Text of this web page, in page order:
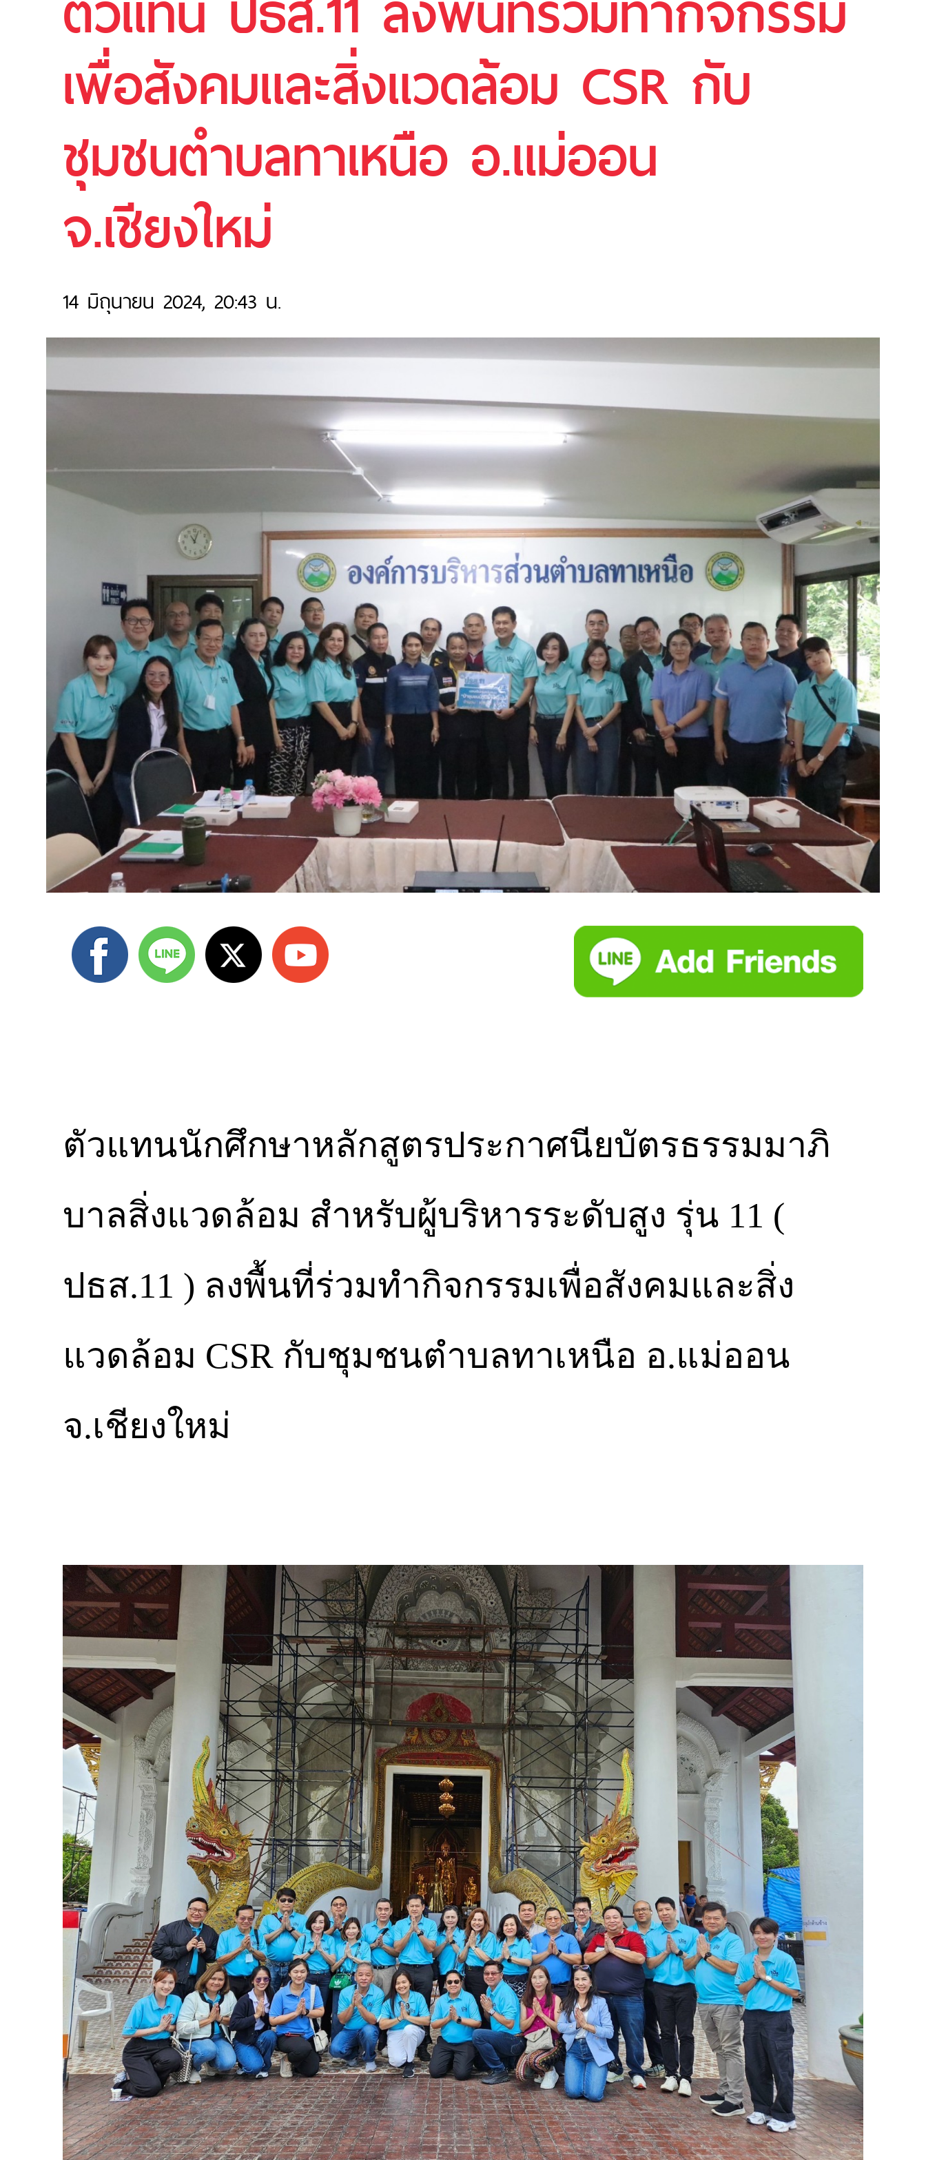
เพื่อสังคมและสิ่งแวดล้อม CSR กับ
ชุมชนตำบลทาเหนือ อ.แม่ออน
จ.เชียงใหม่
14 มิถุนายน 2024, 20:43 น.
ตัวแทนนักศึกษาหลักสูตรประกาศนียบัตรธรรมมาภิ
บาลสิ่งแวดล้อม สำหรับผู้บริหารระดับสูง รุ่น 11 (
ปธส.11 ) ลงพื้นที่ร่วมทำกิจกรรมเพื่อสังคมและสิ่ง
แวดล้อม CSR กับชุมชนตำบลทาเหนือ อ.แม่ออน
จ.เชียงใหม่